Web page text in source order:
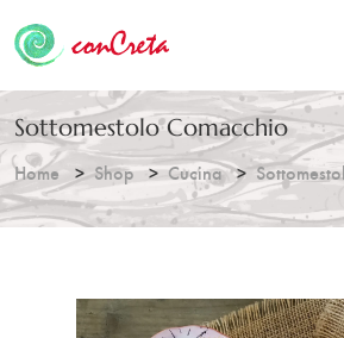
Sottomestolo Comacchio
Home Shop Cucina